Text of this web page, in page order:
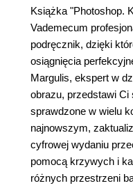
Książka "Photoshop.
Vademecum
podręcznik, dzięki
osiągnięcia
Margulis, ekspert w
obrazu, przedstawi Ci
sprawdzone w wielu
najnowszym,
cyfrowej wydaniu
pomocą krzywych i
różnych przestrzeni